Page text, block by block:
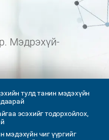
Мэдрэхүй-
тулд танин мэдэхүйн
эсэхийг тодорхойлох,
мэдэхүйн чиг үүргийг